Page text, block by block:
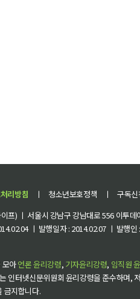
리방침 ㅣ 청소년보호정책 ㅣ 구독신
프) ㅣ 서울시 강남구 강남대로 556 이투
ㅣ 발행일자 : 2014.02.07 ㅣ 발행
모아언론 윤리강령, 기자윤리강령, 임직원
인터넷신문위원회 윤리강령을 준수하며,
금지합니다.